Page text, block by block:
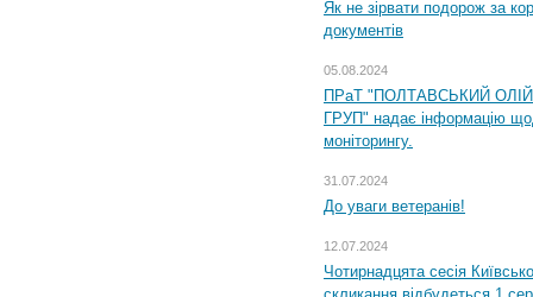
Як не зірвати подорож за
документів
05.08.2024
ПРаТ "ПОЛТАВСЬКИЙ
ГРУП" надає інформацію
моніторингу.
31.07.2024
До уваги ветеранів!
12.07.2024
Чотирнадцята сесія